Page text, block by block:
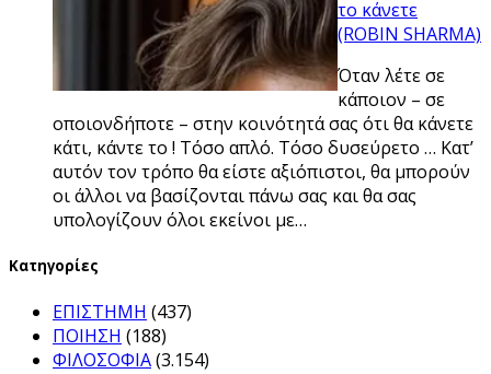
το κάνετε
(ROBIN SHARMA)
Όταν λέτε σε
κάποιον – σε
οποιονδήποτε – στην κοινότητά σας ότι θα κάνετε
κάτι, κάντε το ! Τόσο απλό. Τόσο δυσεύρετο … Κατ’
αυτόν τον τρόπο θα είστε αξιόπιστοι, θα μπορούν
οι άλλοι να βασίζονται πάνω σας και θα σας
υπολογίζουν όλοι εκείνοι με…
Kατηγορίες
ΕΠΙΣΤΗΜΗ (437)
ΠΟΙΗΣΗ (188)
ΦΙΛΟΣΟΦΙΑ(3.154)